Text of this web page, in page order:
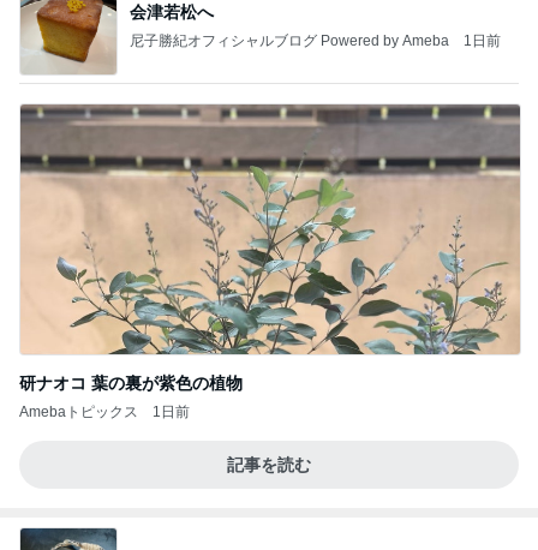
会津若松へ
尼子勝紀オフィシャルブログ Powered by Ameba 1日前
研ナオコ 葉の裏が紫色の植物
Amebaトピックス 1日前
記事を読む